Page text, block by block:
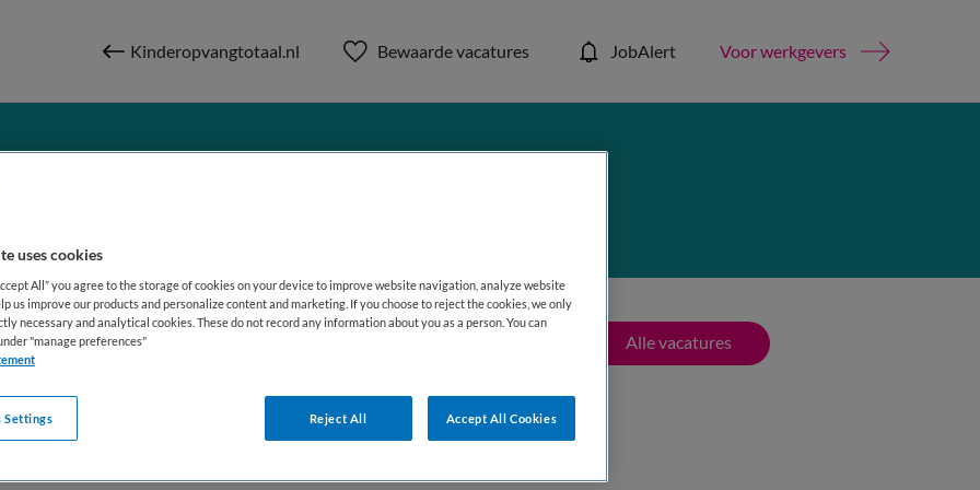
Kinderopvangtotaal.nl Bewaarde vacatures JobAlert Voor werkgevers
Alle vacatures
uses cookies
All” you agree to the storage of cookies on your device to improve website navigation, analyze website
us improve our products and personalize content and marketing. If you choose to reject the cookies, we only
necessary and analytical cookies. These do not record any information about you as a person. You can
"manage preferences"
Reject All Accept All Cookies
Settings